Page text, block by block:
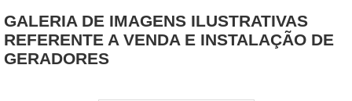
desnecessários. MAIS INFORMAÇÕES SOBRE FABRICA DE
QUADROS ELÉTRICOS Quem quer achar fabricas de
quadros elétricos segura, consegue encontrar o site da
GALERIA DE IMAGENS ILUSTRATIVAS
REFERENTE A VENDA E INSTALAÇÃO DE
GERADORES